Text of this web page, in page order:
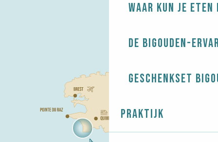
Waar kun je eten
De Bigouden-
Geschenkset
Praktijk